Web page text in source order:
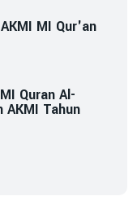
MI Qur'an
Quran Al-
AKMI Tahun